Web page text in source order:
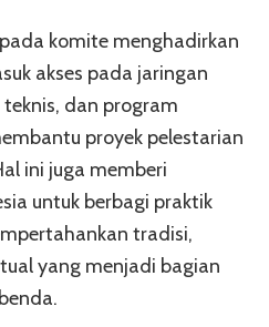
komite menghadirkan
akses pada jaringan
dan program
proyek pelestarian
ini juga memberi
untuk berbagi praktik
tradisi,
yang menjadi bagian